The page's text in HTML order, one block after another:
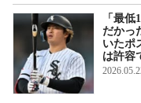
「最
だかっ
いたポ
は許容